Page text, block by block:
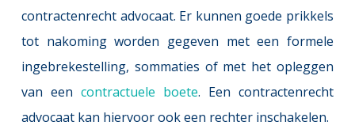
contractenrecht advocaat. Er kunnen goede prikkels
tot nakoming worden gegeven met een formele
ingebrekestelling, sommaties of met het opleggen
van een contractuele boete. Een contractenrecht
advocaat kan hiervoor ook een rechter inschakelen.